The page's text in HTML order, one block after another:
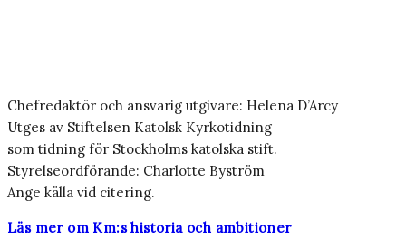
Chefredaktör och ansvarig utgivare: Helena D’Arcy
Utges av Stiftelsen Katolsk Kyrkotidning
som tidning för Stockholms katolska stift.
Styrelseordförande: Charlotte Byström
Ange källa vid citering.
Läs mer om Km:s historia och ambitioner